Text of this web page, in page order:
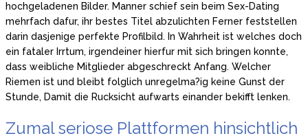
hochgeladenen Bilder. Manner schief sein beim Sex-Dating
mehrfach dafur, ihr bestes Titel abzulichten Ferner feststellen
darin dasjenige perfekte Profilbild. In Wahrheit ist welches doch
ein fataler Irrtum, irgendeiner hierfur mit sich bringen konnte,
dass weibliche Mitglieder abgeschreckt Anfang. Welcher
Riemen ist und bleibt folglich unregelma?ig keine Gunst der
Stunde, Damit die Rucksicht aufwarts einander bekifft lenken.
Zumal seriose Plattformen hinsichtlich